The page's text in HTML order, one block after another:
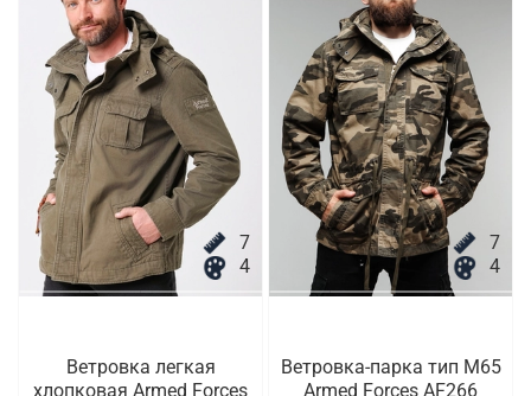
7
4
Ветровка легкая
хлопковая Armed Forces
7
4
Ветровка-парка тип M65
Armed Forces AF266